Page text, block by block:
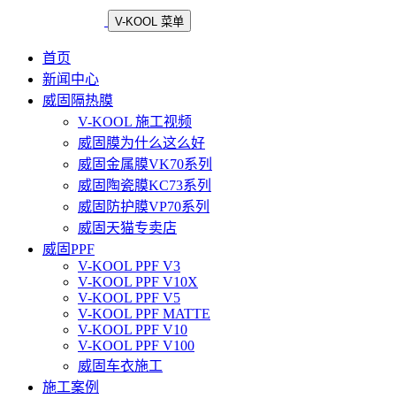
V-KOOL 菜单
首页
新闻中心
威固隔热膜
V-KOOL 施工视频
威固膜为什么这么好
威固金属膜VK70系列
威固陶瓷膜KC73系列
威固防护膜VP70系列
威固天猫专卖店
威固PPF
V-KOOL PPF V3
V-KOOL PPF V10X
V-KOOL PPF V5
V-KOOL PPF MATTE
V-KOOL PPF V10
V-KOOL PPF V100
威固车衣施工
施工案例